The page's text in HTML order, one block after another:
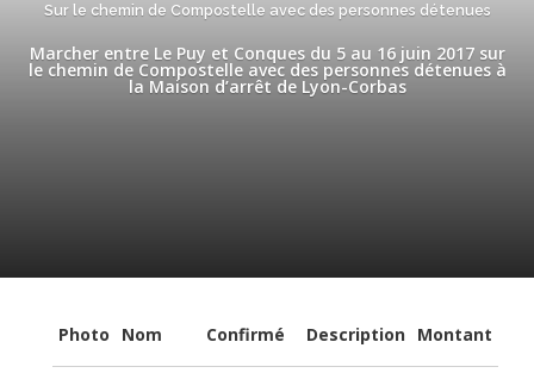
Sur le chemin de Compostelle avec des personnes détenues
Marcher entre Le Puy et Conques du 5 au 16 juin 2017 sur
le chemin de Compostelle avec des personnes détenues à
la Maison d’arrêt de Lyon-Corbas
Photo Nom Confirmé Description Montant